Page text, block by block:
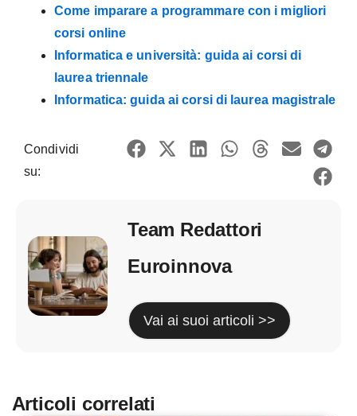
Come imparare a programmare con i migliori
corsi online
Informatica e università: guida ai corsi di
laurea triennale
Informatica: guida ai corsi di laurea magistrale
Condividi
su:
Team Redattori
Euroinnova
Vai ai suoi articoli >>
Articoli correlati